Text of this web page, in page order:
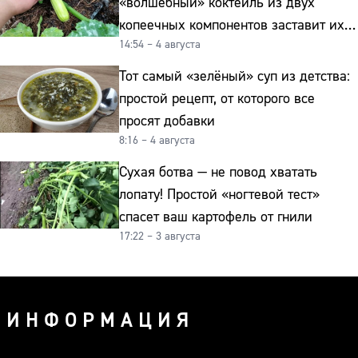
копеечных компонентов заставит их
плодоносить до самых заморозков
14:54 – 4 августа
Тот самый «зелёный» суп из детства:
простой рецепт, от которого все
просят добавки
8:16 – 4 августа
Сухая ботва — не повод хватать
лопату! Простой «ногтевой тест»
спасет ваш картофель от гнили
17:22 – 3 августа
ИНФОРМАЦИЯ